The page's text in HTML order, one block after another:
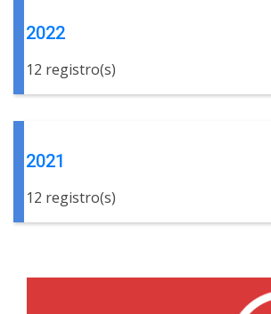
2022
12 registro(s)
2021
12 registro(s)